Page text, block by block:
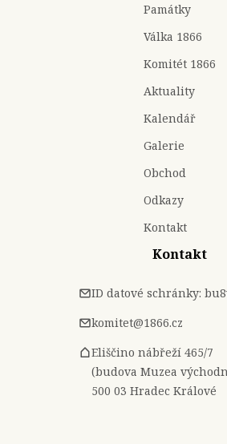
Památky
Válka 1866
Komitét 1866
Aktuality
Kalendář
Galerie
Obchod
Odkazy
Kontakt
Kontakt
ID datové schránky:
komitet@1866.cz
Eliščino nábřeží 465/7
(budova Muzea
500 03 Hradec Králové